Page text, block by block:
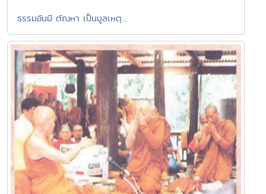
ธรรมอันมี ตัณหา เป็นมูลเหตุ...